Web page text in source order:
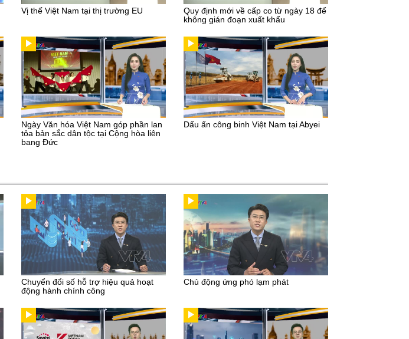
Vị thế Việt Nam tại thị trường EU
Quy định mới về cấp co từ ngày 18 để
không gián đoạn xuất khẩu
Ngày Văn hóa Việt Nam góp phần lan
tỏa bản sắc dân tộc tại Cộng hòa liên
bang Đức
Dấu ấn công binh Việt Nam tại Abyei
Chuyển đổi số hỗ trợ hiệu quả hoạt
động hành chính công
Chủ động ứng phó lạm phát